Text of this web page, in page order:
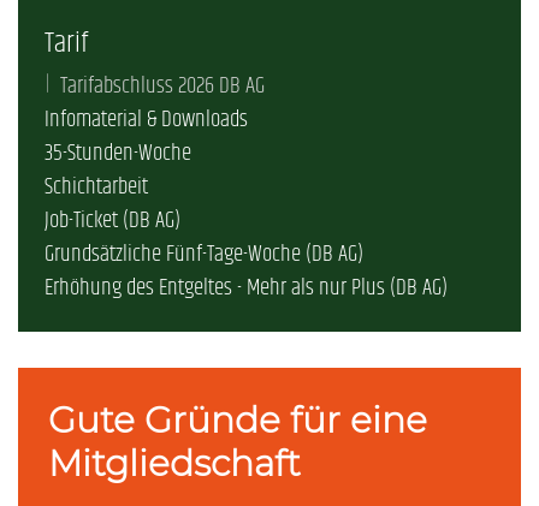
Tarif
Tarifabschluss 2026 DB AG
Infomaterial & Downloads
35-Stunden-Woche
Schichtarbeit
Job-Ticket (DB AG)
Grundsätzliche Fünf-Tage-Woche (DB AG)
Erhöhung des Entgeltes - Mehr als nur Plus (DB AG)
Gute Gründe für eine
Mitgliedschaft